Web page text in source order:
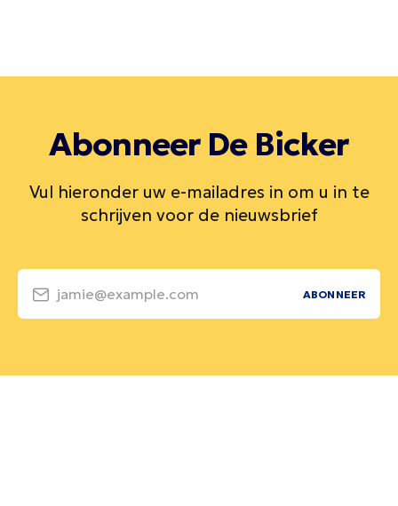
Abonneer De Bicker
Vul hieronder uw e-mailadres in om u in te
schrijven voor de nieuwsbrief
jamie@example.com ABONNEER